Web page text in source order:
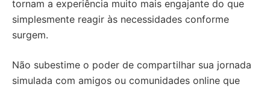
tornam a experiência muito mais engajante do que
simplesmente reagir às necessidades conforme
surgem.
Não subestime o poder de compartilhar sua jornada
simulada com amigos ou comunidades online que